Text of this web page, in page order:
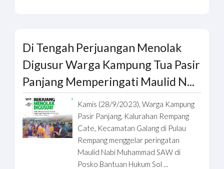
Di Tengah Perjuangan Menolak
Digusur Warga Kampung Tua Pasir
Panjang Memperingati Maulid N...
Kamis (28/9/2023), Warga Kampung
Pasir Panjang, Kalurahan Rempang
Cate, Kecamatan Galang di Pulau
Rempang menggelar peringatan
Maulid Nabi Muhammad SAW di
Posko Bantuan Hukum Sol ...